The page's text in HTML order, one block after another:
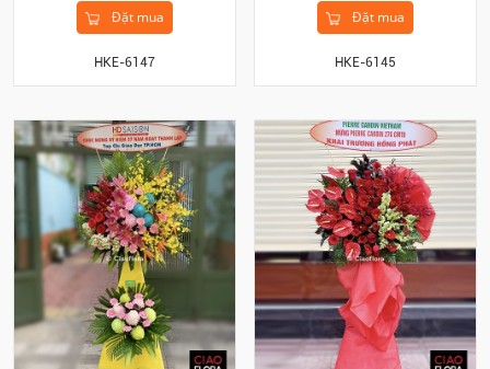
Đặt mua
HKE-6147
Đặt mua
HKE-6145